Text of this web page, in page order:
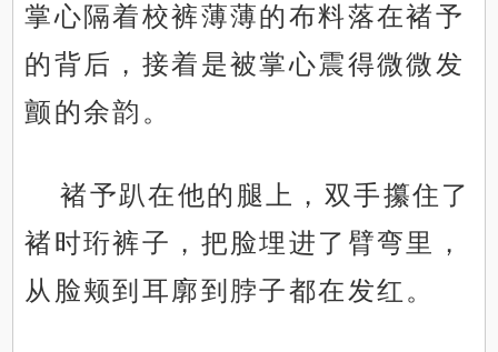
掌心隔着校裤薄薄的布料落在褚予
的背后，接着是被掌心震得微微发
颤的余韵。
褚予趴在他的腿上，双手攥住了
褚时珩裤子，把脸埋进了臂弯里，
从脸颊到耳廓到脖子都在发红。